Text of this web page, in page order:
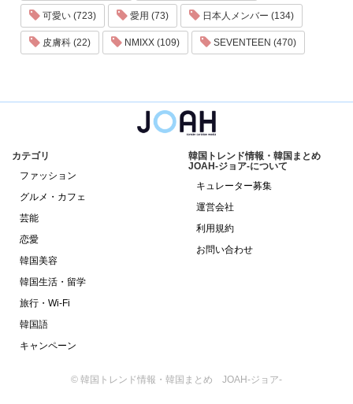
可愛い (723) 愛用 (73) 日本人メンバー (134)
皮膚科 (22) NMIXX (109) SEVENTEEN (470)
カテゴリ
ファッション
グルメ・カフェ
芸能
恋愛
韓国美容
韓国生活・留学
旅行・Wi-Fi
韓国語
キャンペーン
韓国トレンド情報・韓国まとめ
JOAH-ジョア-について
キュレーター募集
運営会社
利用規約
お問い合わせ
© 韓国トレンド情報・韓国まとめ JOAH-ジョア-